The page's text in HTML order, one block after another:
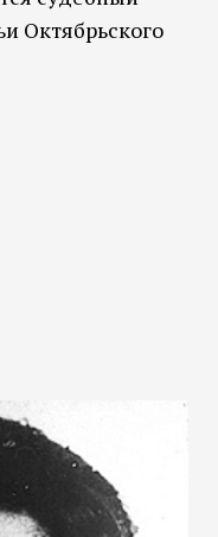
Октябрьского